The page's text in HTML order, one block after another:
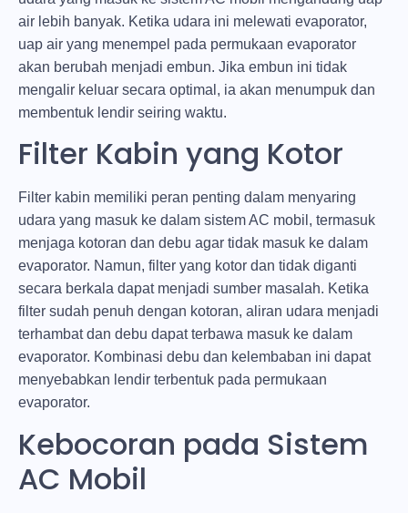
air lebih banyak. Ketika udara ini melewati evaporator,
uap air yang menempel pada permukaan evaporator
akan berubah menjadi embun. Jika embun ini tidak
mengalir keluar secara optimal, ia akan menumpuk dan
membentuk lendir seiring waktu.
Filter Kabin yang Kotor
Filter kabin memiliki peran penting dalam menyaring
udara yang masuk ke dalam sistem AC mobil, termasuk
menjaga kotoran dan debu agar tidak masuk ke dalam
evaporator. Namun, filter yang kotor dan tidak diganti
secara berkala dapat menjadi sumber masalah. Ketika
filter sudah penuh dengan kotoran, aliran udara menjadi
terhambat dan debu dapat terbawa masuk ke dalam
evaporator. Kombinasi debu dan kelembaban ini dapat
menyebabkan lendir terbentuk pada permukaan
evaporator.
Kebocoran pada Sistem
AC Mobil